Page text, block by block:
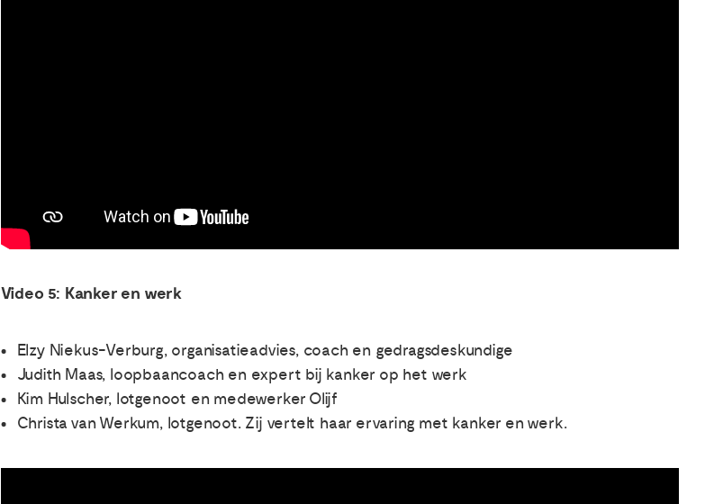
Video 5: Kanker en werk
Elzy Niekus-Verburg, organisatieadvies, coach en gedragsdeskundige
Judith Maas, loopbaancoach en expert bij kanker op het werk
Kim Hulscher, lotgenoot en medewerker Olijf
Christa van Werkum, lotgenoot. Zij vertelt haar ervaring met kanker en werk.